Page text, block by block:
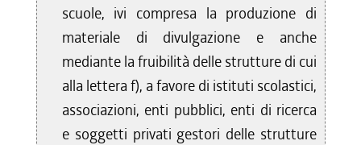
scuole, ivi compresa la produzione di
materiale di divulgazione e anche
mediante la fruibilità delle strutture di cui
alla lettera f), a favore di istituti scolastici,
associazioni, enti pubblici, enti di ricerca
e soggetti privati gestori delle strutture